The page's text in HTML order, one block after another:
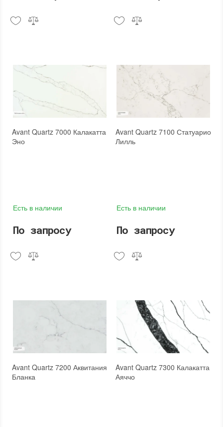
Avant Quartz 7000 Калакатта
Эно
Есть в наличии
По запросу
Avant Quartz 7100 Статуарио
Лилль
Есть в наличии
По запросу
Avant Quartz 7200 Аквитания
Бланка
Avant Quartz 7300 Калакатта
Аяччо